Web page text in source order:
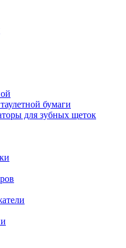
бумаги
для зубных щеток